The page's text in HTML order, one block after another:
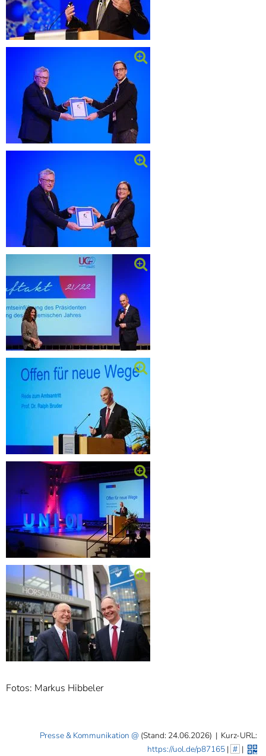
Fotos: Markus Hibbeler
Presse & Kommunikation (Stand: 24.06.2026) | Kurz-URL:
https://uol.de/p87165| # |